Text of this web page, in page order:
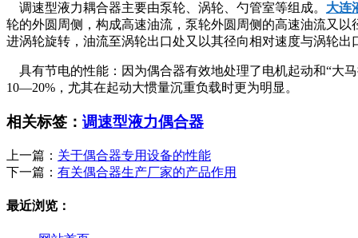
调速型液力耦合器主要由泵轮、涡轮、勺管室等组成。 大连
轮的外圆周侧，构成高速油流，泵轮外圆周侧的高速油流又
进涡轮旋转，油流至涡轮出口处又以其径向相对速度与涡轮
具有节电的性能：因为偶合器有效地处理了电机起动和“大
10—20%，尤其在起动大惯量沉重负载时更为明显。
相关标签： 调速型液力偶合器
上一篇： 关于偶合器专用设备的性能
下一篇： 有关偶合器生产厂家的产品作用
最近浏览：